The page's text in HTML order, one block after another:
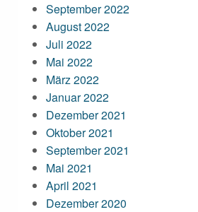
September 2022
August 2022
Juli 2022
Mai 2022
März 2022
Januar 2022
Dezember 2021
Oktober 2021
September 2021
Mai 2021
April 2021
Dezember 2020